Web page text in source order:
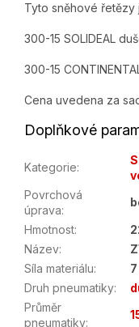
Tyto sněhové řetězy
300-15 SOLIDEAL
300-15
Cena uvedena za
Doplňkové
Kategorie:
Povrchová
úprava:
Hmotnost:
Název:
Síla materiálu:
Druh pneumatiky:
Průměr
pneumatiky: